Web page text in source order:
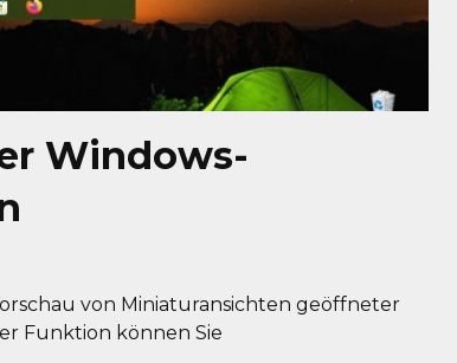
Windows-
von Miniaturansichten geöffneter
Funktion können Sie